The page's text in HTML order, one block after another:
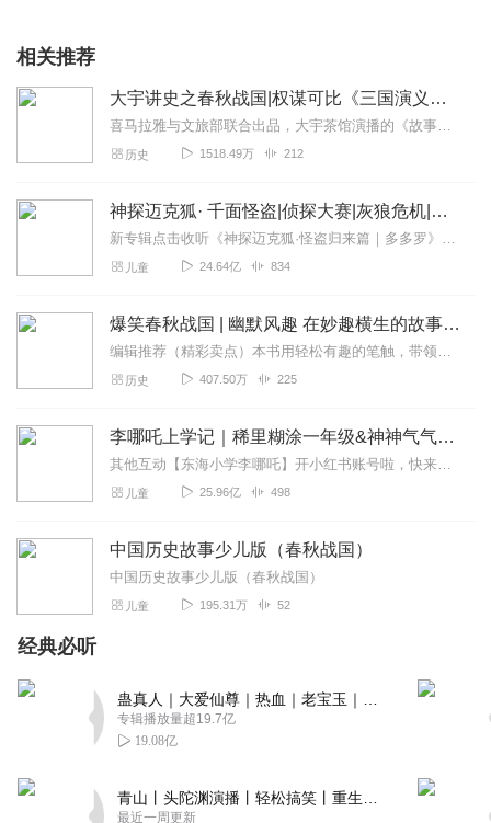
相关推荐
大宇讲史之春秋战国|权谋可比《三国演义》，故事不亚《西游记》
喜马拉雅与文旅部联合出品，大宇茶馆演播的《故事中国·中国民间故事》现已上架。迄今为止最权威最全面的民间故事集，原汁原味，重现经典民间故事。听民间故事，寻中国记忆...
历史 1518.49万 212
神探迈克狐· 千面怪盗|侦探大赛|灰狼危机|多多罗
新专辑点击收听《神探迈克狐·怪盗归来篇｜多多罗》！！！>>>点击进入主播橱窗购买《神探迈克狐》系列图书吧!<<<多多罗故事【点击前往】收听多多罗其他好玩有趣的故...
儿童 24.64亿 834
爆笑春秋战国 | 幽默风趣 在妙趣横生的故事中了解历史
编辑推荐（精彩卖点）本书用轻松有趣的笔触，带领读者按时间顺序梳理了“春秋战国”这一个在中国历史上有着浓墨重彩一笔的年代。在这个时期，诸侯纷争，你方唱罢我登场，涌...
历史 407.50万 225
李哪吒上学记｜稀里糊涂一年级&神神气气二年级
其他互动【东海小学李哪吒】开小红书账号啦，快来关注和李哪吒成为好朋友！有机会免费领儿童会员、官方周边！【点击加入】东海小学广播站圈子，更多互动！李哪吒全新冒险番...
儿童 25.96亿 498
中国历史故事少儿版（春秋战国）
中国历史故事少儿版（春秋战国）
儿童 195.31万 52
经典必听
专辑播放量超19.7亿
19.08亿
最近一周更新